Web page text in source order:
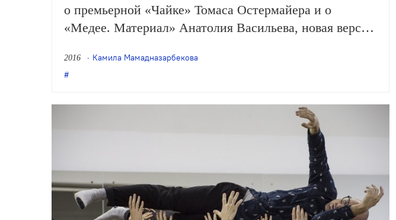
о премьерной «Чайке» Томаса Остермайера и о
«Медее. Материал» Анатолия Васильева, новая версия
2016 Камила Мамадназарбекова